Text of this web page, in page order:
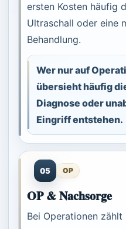
ersten Kosten häufig
Ultraschall oder eine
Behandlung.
Wer nur auf
übersieht häufig
Diagnose oder
Eingriff entstehen.
05 OP
OP & Nachsorge
Bei Operationen